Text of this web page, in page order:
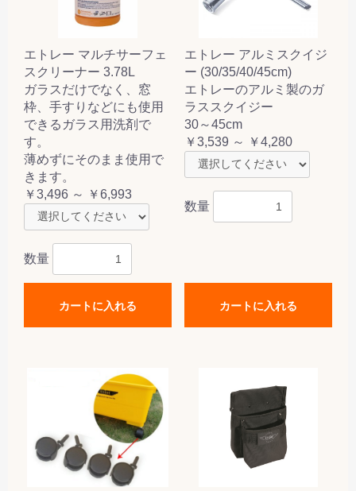
エトレー マルチサーフェ
スクリーナー 3.78L
ガラスだけでなく、窓
枠、手すりなどにも使用
できるガラス用洗剤で
す。
薄めずにそのまま使用で
きます。
￥3,496 ～ ￥6,993
数量
カートに入れる
エトレー アルミスクイジ
ー (30/35/40/45cm)
エトレーのアルミ製のガ
ラススクイジー
30～45cm
￥3,539 ～ ￥4,280
数量
カートに入れる